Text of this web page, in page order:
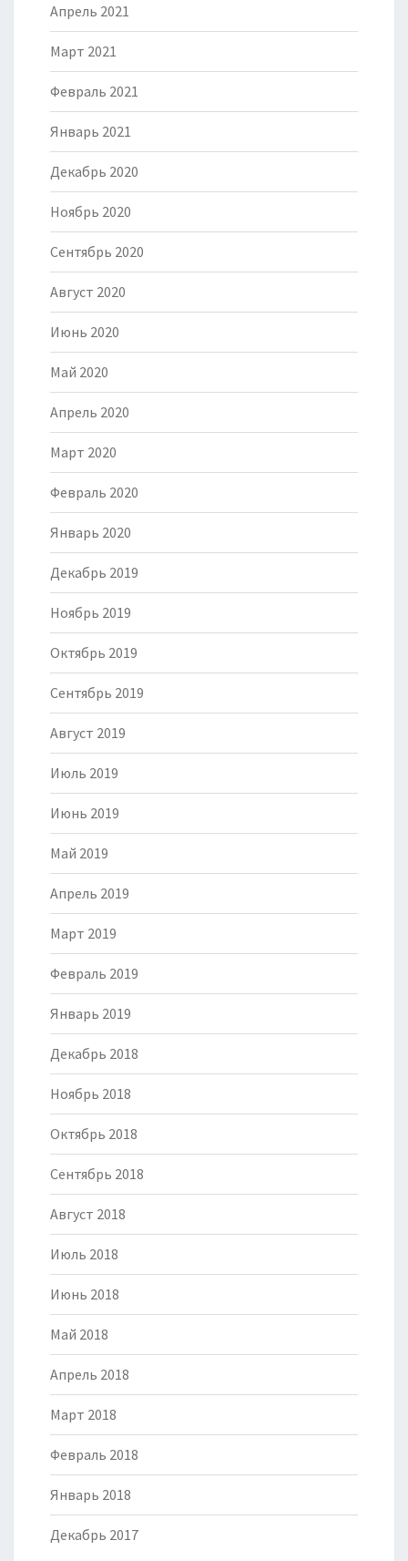
Апрель 2021
Март 2021
Февраль 2021
Январь 2021
Декабрь 2020
Ноябрь 2020
Сентябрь 2020
Август 2020
Июнь 2020
Май 2020
Апрель 2020
Март 2020
Февраль 2020
Январь 2020
Декабрь 2019
Ноябрь 2019
Октябрь 2019
Сентябрь 2019
Август 2019
Июль 2019
Июнь 2019
Май 2019
Апрель 2019
Март 2019
Февраль 2019
Январь 2019
Декабрь 2018
Ноябрь 2018
Октябрь 2018
Сентябрь 2018
Август 2018
Июль 2018
Июнь 2018
Май 2018
Апрель 2018
Март 2018
Февраль 2018
Январь 2018
Декабрь 2017